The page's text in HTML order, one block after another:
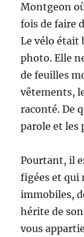
Montgeon
fois de faire
Le vélo était
photo. Elle
de feuilles
vêtements,
raconté. De
parole et les
Pourtant, il
figées et qui
immobiles,
hérite de
vous